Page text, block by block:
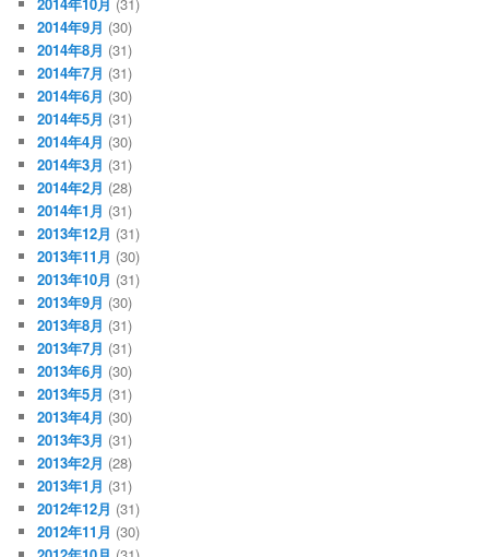
2014年9月 (30)
2014年8月 (31)
2014年7月 (31)
2014年6月 (30)
2014年5月 (31)
2014年4月 (30)
2014年3月 (31)
2014年2月 (28)
2014年1月 (31)
2013年12月 (31)
2013年11月 (30)
2013年10月 (31)
2013年9月 (30)
2013年8月 (31)
2013年7月 (31)
2013年6月 (30)
2013年5月 (31)
2013年4月 (30)
2013年3月 (31)
2013年2月 (28)
2013年1月 (31)
2012年12月 (31)
2012年11月 (30)